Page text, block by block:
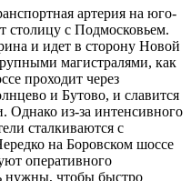
артерия на юго-
столицу с Подмосковьем.
и идет в сторону Новой
магистралями, как
проходит через
и Бутово, и славится
из-за интенсивного
сталкиваются с
на Боровском шоссе
оперативного
нужны, чтобы быстро